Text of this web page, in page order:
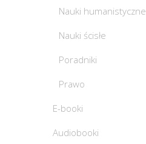
Nauki humanistyczne
Nauki ścisłe
Poradniki
Prawo
E-booki
Audiobooki